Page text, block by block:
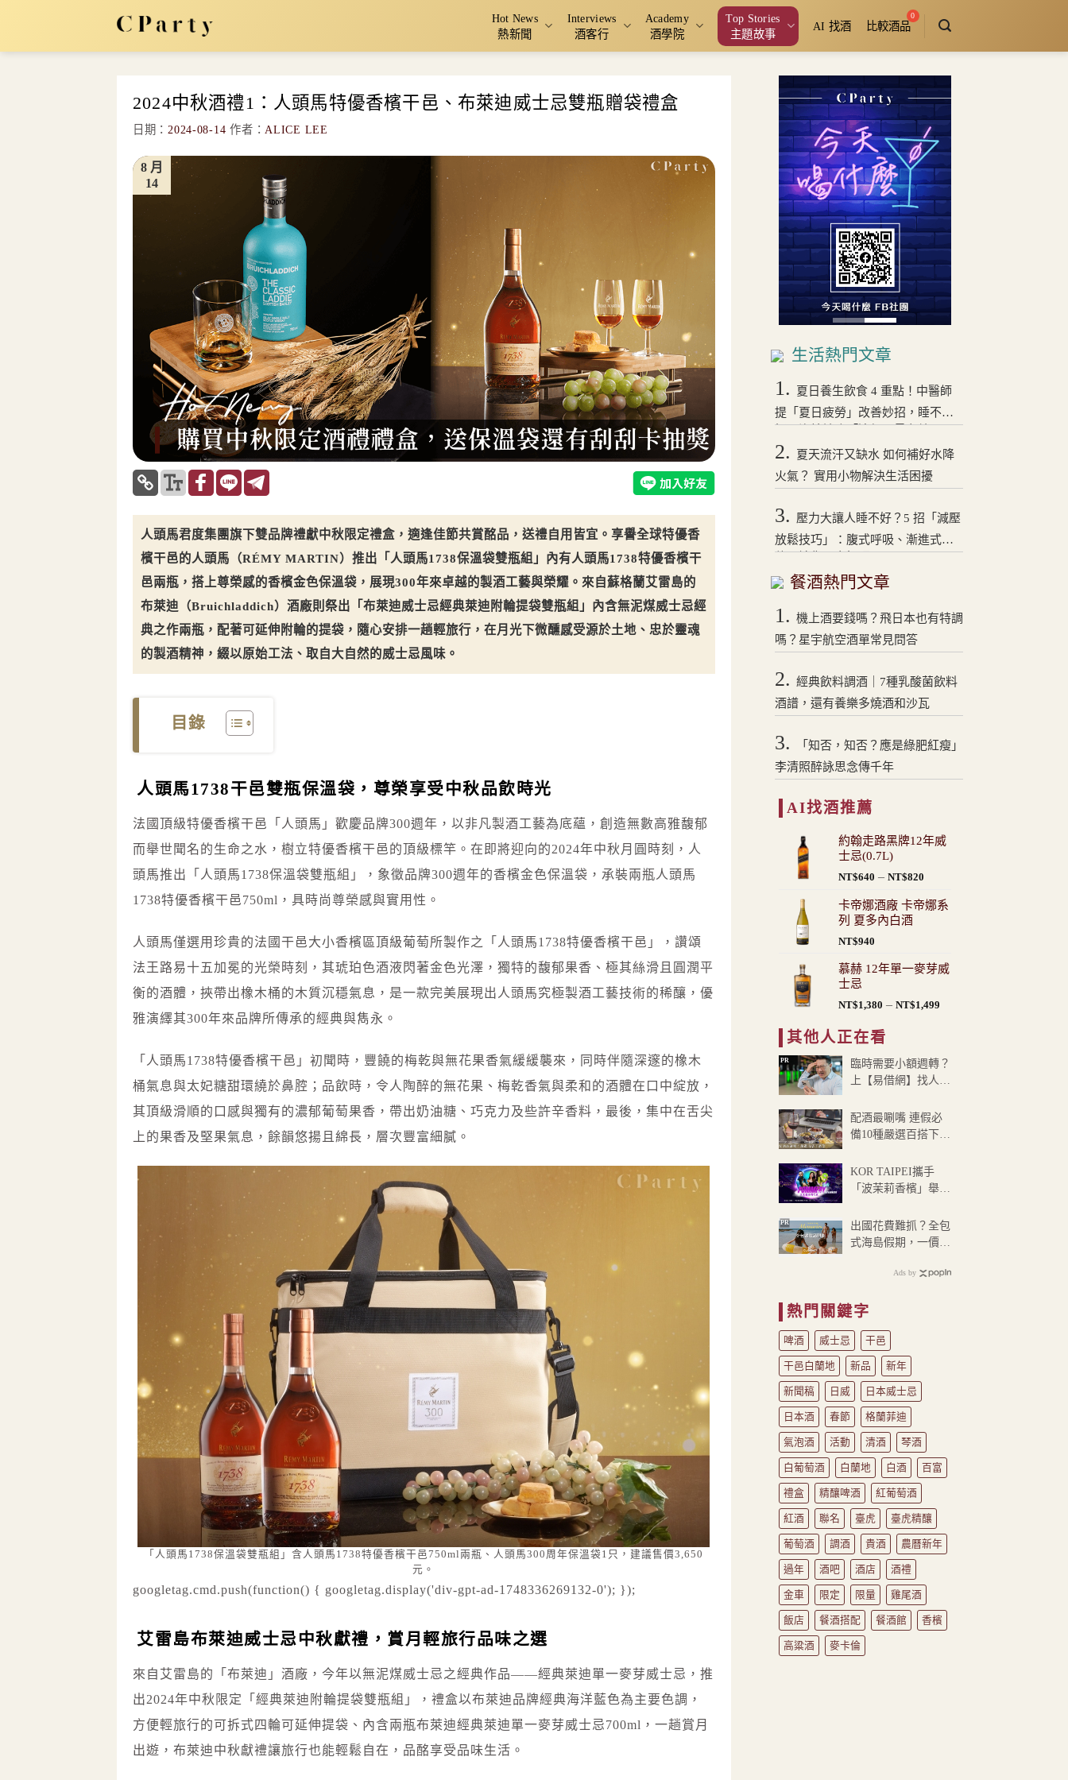
content
Hot News
熱新聞
Interviews
酒客行
Academy
酒學院
Top Stories
主題故事
AI 找酒 比較酒品
2024中秋酒禮1：人頭馬特優香檳干邑、布萊迪威士忌雙瓶贈袋禮盒
日期： 2024-08-14 作者： ALICE LEE
14
8 月
人頭馬君度集團旗下雙品牌禮獻中秋限定禮盒，適逢佳節共賞酩品，送禮自用皆宜。享譽全球特優香
檳干邑的人頭馬（RÉMY MARTIN）推出「人頭馬1738保溫袋雙瓶組」內有人頭馬1738特優香檳干
邑兩瓶，搭上尊榮感的香檳金色保溫袋，展現300年來卓越的製酒工藝與榮耀。來自蘇格蘭艾雷島的
布萊迪（Bruichladdich）酒廠則祭出「布萊迪威士忌經典萊迪附輪提袋雙瓶組」內含無泥煤威士忌經
典之作兩瓶，配著可延伸附輪的提袋，隨心安排一趟輕旅行，在月光下微醺感受源於土地、忠於靈魂
的製酒精神，綴以原始工法、取自大自然的威士忌風味。
目錄
人頭馬1738干邑雙瓶保溫袋，尊榮享受中秋品飲時光
法國頂級特優香檳干邑「人頭馬」歡慶品牌300週年，以非凡製酒工藝為底蘊，創造無數高雅馥郁
而舉世聞名的生命之水，樹立特優香檳干邑的頂級標竿。在即將迎向的2024年中秋月圓時刻，人
頭馬推出「人頭馬1738保溫袋雙瓶組」，象徵品牌300週年的香檳金色保溫袋，承裝兩瓶人頭馬
1738特優香檳干邑750ml，具時尚尊榮感與實用性。
人頭馬僅選用珍貴的法國干邑大小香檳區頂級葡萄所製作之「人頭馬1738特優香檳干邑」，讚頌
法王路易十五加冕的光榮時刻，其琥珀色酒液閃著金色光澤，獨特的馥郁果香、極其絲滑且圓潤平
衡的酒體，挾帶出橡木桶的木質沉穩氣息，是一款完美展現出人頭馬究極製酒工藝技術的稀釀，優
雅演繹其300年來品牌所傳承的經典與雋永。
「人頭馬1738特優香檳干邑」初聞時，豐饒的梅乾與無花果香氣緩緩襲來，同時伴隨深邃的橡木
桶氣息與太妃糖甜環繞於鼻腔；品飲時，令人陶醉的無花果、梅乾香氣與柔和的酒體在口中綻放，
其頂級滑順的口感與獨有的濃郁葡萄果香，帶出奶油糖、巧克力及些許辛香料，最後，集中在舌尖
上的果香及堅果氣息，餘韻悠揚且綿長，層次豐富細膩。
「人頭馬1738保溫袋雙瓶組」含人頭馬1738特優香檳干邑750ml兩瓶、人頭馬300周年保溫袋1只，建議售價3,650
元。
googletag.cmd.push(function() { googletag.display('div-gpt-ad-1748336269132-0'); });
艾雷島布萊迪威士忌中秋獻禮，賞月輕旅行品味之選
來自艾雷島的「布萊迪」酒廠，今年以無泥煤威士忌之經典作品——經典萊迪單一麥芽威士忌，推
出2024年中秋限定「經典萊迪附輪提袋雙瓶組」，禮盒以布萊迪品牌經典海洋藍色為主要色調，
方便輕旅行的可拆式四輪可延伸提袋、內含兩瓶布萊迪經典萊迪單一麥芽威士忌700ml，一趟賞月
出遊，布萊迪中秋獻禮讓旅行也能輕鬆自在，品酩享受品味生活。
生活熱門文章
1.
夏日養生飲食 4 重點！中醫師
提「夏日疲勞」改善妙招，睡不
2.
夏天流汗又缺水 如何補好水降
火氣？ 實用小物解決生活困擾
3.
壓力大讓人睡不好？5 招「減壓
放鬆技巧」：腹式呼吸、漸進式拉
餐酒熱門文章
1. 機上酒要錢嗎？飛日本也有特調
嗎？星宇航空酒單常見問答
2. 經典飲料調酒｜7種乳酸菌飲料
酒譜，還有養樂多燒酒和沙瓦
3.
「知否，知否？應是綠肥紅瘦」
李清照醉詠思念傳千年
AI找酒推薦
約翰走路黑牌12年威
士忌(0.7L)
NT$640 – NT$820價
範
NT$820
卡帝娜酒廠 卡帝娜系
列 夏多內白酒
NT$940
慕赫 12年單一麥芽威
士忌
NT$1,380 – NT$1,499價
NT$1,380
到
其他人正在看
臨時需要小額週轉？
上【易借網】找人
PR
配酒最唰嘴 連假必
備10種嚴選百搭下酒
KOR TAIPEI攜手
「波茉莉香檳」舉辦
麗登場
出國花費難抓？全包
式海島假期，一價搞
PR
Ads by
熱門關鍵字
啤酒 威士忌 干邑
干邑白蘭地 新品 新年
新聞稿 日威 日本威士忌
日本酒 春節 格蘭菲迪
氣泡酒 活動 清酒 琴酒
白葡萄酒 白蘭地 白酒 百富
禮盒 精釀啤酒 紅葡萄酒
紅酒 聯名 臺虎 臺虎精釀
葡萄酒 調酒 貴酒 農曆新年
過年 酒吧 酒店 酒禮
金車 限定 限量 雞尾酒
飯店 餐酒搭配 餐酒館 香檳
高粱酒 麥卡倫